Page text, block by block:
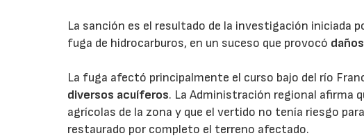
La sanción es el resultado de la investigación iniciada
fuga de hidrocarburos, en un suceso que provocó
La fuga afectó principalmente el curso bajo del río
diversos acuíferos. La Administración regional afirma
agrícolas de la zona y que el vertido no tenía riesgo
restaurado por completo el terreno afectado.